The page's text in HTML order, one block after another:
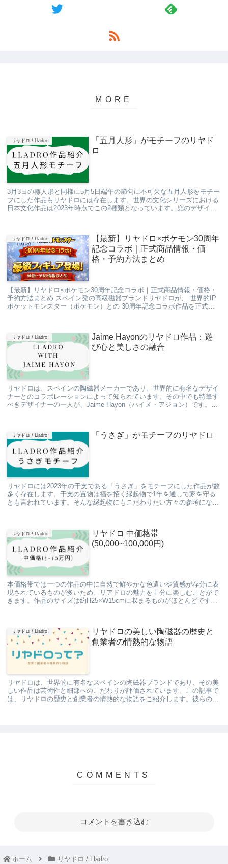
リヤドロ / Lladro
「五月人形」がモチーフのリヤド
ロ
3月3日の雛人形と同様に5月5日端午の節句に不可欠な五月人形をモチー
フにした作品もリヤドロには存在します。世界の文化シリーズにおける
日本文化作品は2023年時点でこの2種類となっています。兜のデザイン
リヤドロ / Lladro
【最新】リヤドロ×ポケモン30周年
記念コラボ｜正式商品情報・価
格・予約方法まとめ
【最新】リヤドロ×ポケモン30周年記念コラボ｜正式商品情報・価格・
予約方法まとめ スペイン発の高級磁器ブランドリヤドロが、 世界的IP
ポケットモンスター（ポケモン）との 30周年記念コラボ作品を正式発
リヤドロ / Lladro
Jaime Hayonのリヤドロ作品：遊
び心と美しさの融合
リヤドロは、スペインの陶磁器メーカーであり、世界的に有名なデザイ
ナーとのコラボレーションによって知られています。その中でも特筆す
べきデザイナーの一人が、Jaime Hayon（ハイメ・アジョン）です。彼
リヤドロ / Lladro 「うさぎ」がモチーフのリヤドロ
リヤドロには2023年の干支である「うさぎ」をモチーフにした作品が数
多く存在します。干支の置物は福を招く縁起物で1年を通して家を守る
とも言われています。そんな縁起物にもこだわりたい方々の参考になれ
リヤドロ / Lladro
リヤドロ 中価格帯
(50,000~100,000円)
本価格帯では一つの作品の中に自然で鮮やかな色遣いや質感が存分に表
現されているものが多いため、リアドロの魅力を十分に楽しむことがで
きます。作品のサイズは約H25×W15cmに収まるものがほとんどです。
リヤドロ / Lladro
リヤドロの美しい陶磁器の歴史と
創業者の情熱的な物語
リヤドロは、世界的に有名なスペインの陶磁器ブランドであり、その美
しい作品は芸術性と細部へのこだわりが評価されています。この記事で
は、リヤドロの歴史と創業者の情熱的な物語をご紹介します。彼らの独
コメントを書き込む
ホーム リヤドロ / Lladro